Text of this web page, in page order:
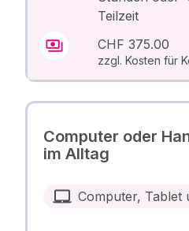
Teilzeit
CHF 375.00
zzgl. Kosten für
Computer oder
im Alltag
Computer, Tablet